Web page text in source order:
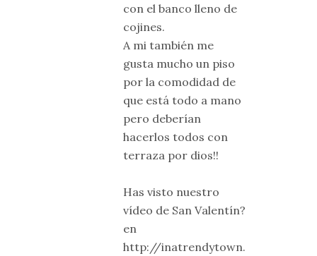
con el banco lleno de
cojines.
A mi también me
gusta mucho un piso
por la comodidad de
que está todo a mano
pero deberían
hacerlos todos con
terraza por dios!!
Has visto nuestro
vídeo de San Valentín?
en
http://inatrendytown.